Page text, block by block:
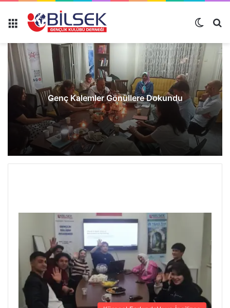
Genç Kalemler Gönüllere Dokundu